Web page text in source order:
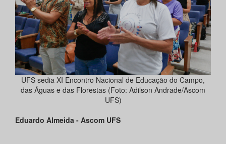
UFS sedia XI Encontro Nacional de Educação do Campo,
das Águas e das Florestas (Foto: Adilson Andrade/Ascom
UFS)
Eduardo Almeida - Ascom UFS